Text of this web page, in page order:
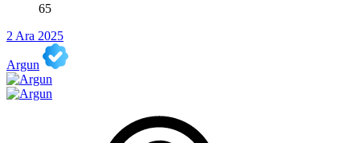
65
2 Ara 2025
Argun